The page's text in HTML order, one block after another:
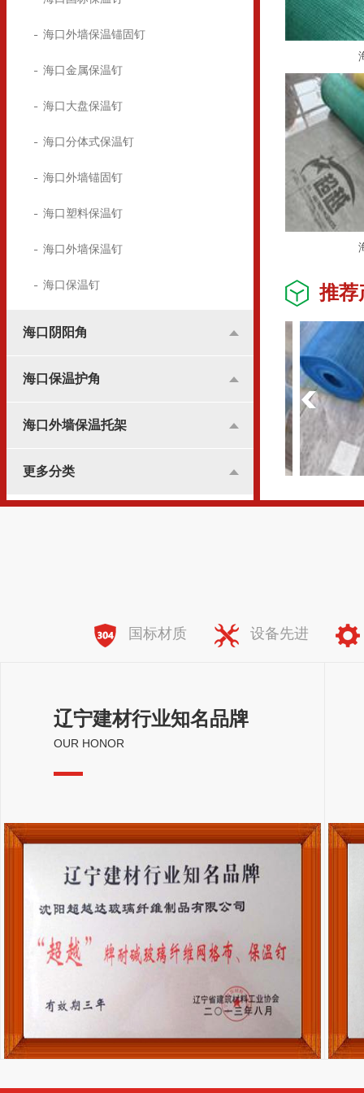
海口外墙保温锚固钉
海口金属保温钉
海口大盘保温钉
海口分体式保温钉
海口外墙锚固钉
海口塑料保温钉
海口外墙保温钉
海口保温钉
海口阴阳角
海口保温护角
海口外墙保温托架
更多分类
推荐
国标材质 设备先进
辽宁建材行业知名品牌
OUR HONOR